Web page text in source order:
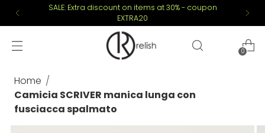
SALE: Extra discount on items at 30% - coupon
EXTRA20
0
Home
Camicia SCRIVER manica lunga con
fusciacca spalmato